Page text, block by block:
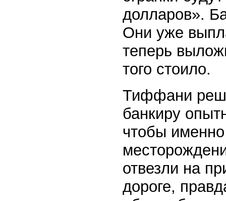
долларов».
Они уже
теперь
того стоило.
Тиффани
банкиру
чтобы именно
отвезли на
дороге,